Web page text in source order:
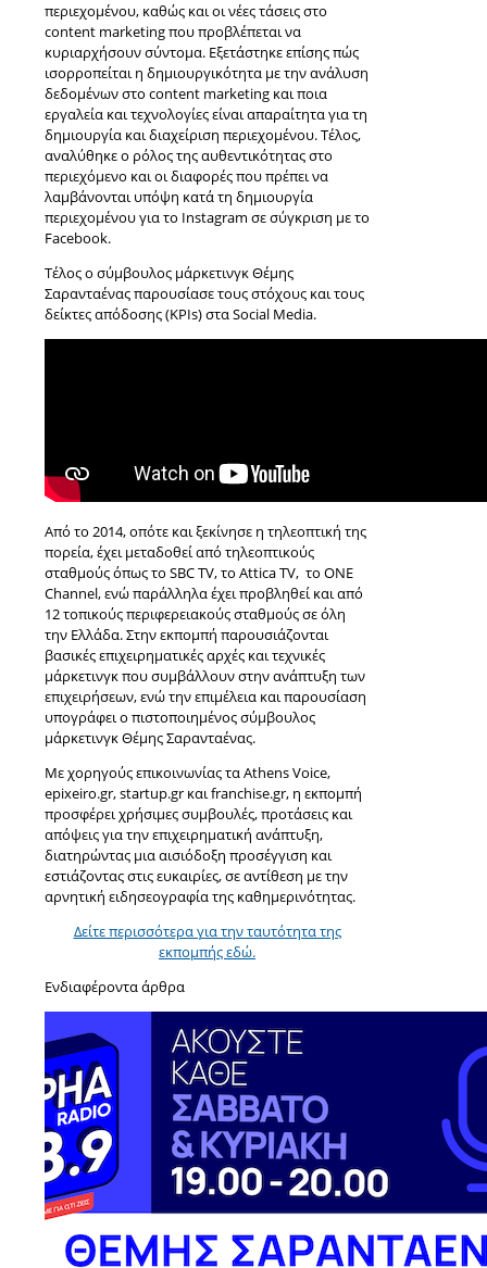
περιεχομένου, καθώς και οι νέες τάσεις στο
content marketing που προβλέπεται να
κυριαρχήσουν σύντομα. Εξετάστηκε επίσης πώς
ισορροπείται η δημιουργικότητα με την ανάλυση
δεδομένων στο content marketing και ποια
εργαλεία και τεχνολογίες είναι απαραίτητα για τη
δημιουργία και διαχείριση περιεχομένου. Τέλος,
αναλύθηκε ο ρόλος της αυθεντικότητας στο
περιεχόμενο και οι διαφορές που πρέπει να
λαμβάνονται υπόψη κατά τη δημιουργία
περιεχομένου για το Instagram σε σύγκριση με το
Facebook.
Τέλος ο σύμβουλος μάρκετινγκ Θέμης
Σαρανταένας παρουσίασε τους στόχους και τους
δείκτες απόδοσης (KPIs) στα Social Media.
Από το 2014, οπότε και ξεκίνησε η τηλεοπτική της
πορεία, έχει μεταδοθεί από τηλεοπτικούς
σταθμούς όπως το SBC TV, το Attica TV, το ONE
Channel, ενώ παράλληλα έχει προβληθεί και από
12 τοπικούς περιφερειακούς σταθμούς σε όλη
την Ελλάδα. Στην εκπομπή παρουσιάζονται
βασικές επιχειρηματικές αρχές και τεχνικές
μάρκετινγκ που συμβάλλουν στην ανάπτυξη των
επιχειρήσεων, ενώ την επιμέλεια και παρουσίαση
υπογράφει ο πιστοποιημένος σύμβουλος
μάρκετινγκ Θέμης Σαρανταένας.
Με χορηγούς επικοινωνίας τα Athens Voice,
epixeiro.gr, startup.gr και franchise.gr, η εκπομπή
προσφέρει χρήσιμες συμβουλές, προτάσεις και
απόψεις για την επιχειρηματική ανάπτυξη,
διατηρώντας μια αισιόδοξη προσέγγιση και
εστιάζοντας στις ευκαιρίες, σε αντίθεση με την
αρνητική ειδησεογραφία της καθημερινότητας.
Δείτε περισσότερα για την ταυτότητα της
εκπομπής εδώ.
Ενδιαφέροντα άρθρα